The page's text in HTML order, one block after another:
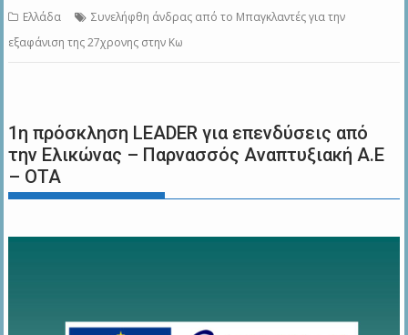
Ελλάδα
Συνελήφθη άνδρας από το Μπαγκλαντές για την
εξαφάνιση της 27χρονης στην Κω
1η πρόσκληση LEADER για επενδύσεις από
την Ελικώνας – Παρνασσός Αναπτυξιακή Α.Ε
– ΟΤΑ